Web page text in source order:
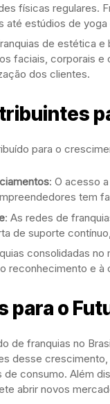
físicas regulares.
até estúdios de
de estética
faciais, corporais e
dos clientes.
para o
: O acesso
tem
: As redes de
de suporte
consolidadas
reconhecimento e à
para o
de franquias no
desse
consumo. Além
abrir novos